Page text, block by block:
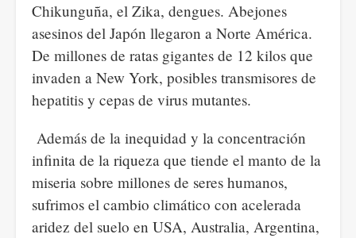
Chikunguña, el Zika, dengues. Abejones
asesinos del Japón llegaron a Norte América.
De millones de ratas gigantes de 12 kilos que
invaden a New York, posibles transmisores de
hepatitis y cepas de virus mutantes.
Además de la inequidad y la concentración
infinita de la riqueza que tiende el manto de la
miseria sobre millones de seres humanos,
sufrimos el cambio climático con acelerada
aridez del suelo en USA, Australia, Argentina,